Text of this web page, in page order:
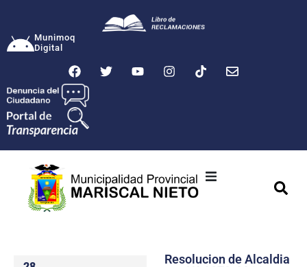
Munimoq
Digital
Transparencia
Resolucion de Alcaldia